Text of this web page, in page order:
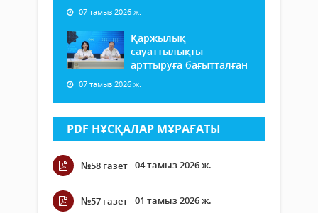
07 тамыз 2026 ж.
Қаржылық
сауаттылықты
арттыруға бағытталған
07 тамыз 2026 ж.
PDF НҰСҚАЛАР МҰРАҒАТЫ
№58 газет 04 тамыз 2026 ж.
№57 газет 01 тамыз 2026 ж.